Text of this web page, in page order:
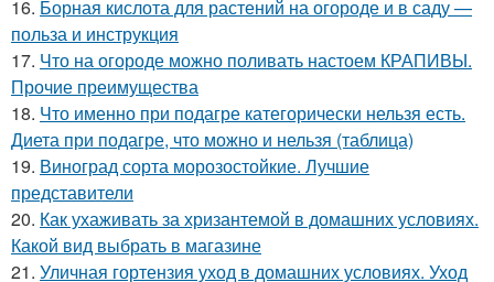
16. Борная кислота для растений на огороде и в саду —
польза и инструкция
17. Что на огороде можно поливать настоем КРАПИВЫ.
Прочие преимущества
18. Что именно при подагре категорически нельзя есть.
Диета при подагре, что можно и нельзя (таблица)
19. Виноград сорта морозостойкие. Лучшие
представители
20. Как ухаживать за хризантемой в домашних условиях.
Какой вид выбрать в магазине
21. Уличная гортензия уход в домашних условиях. Уход